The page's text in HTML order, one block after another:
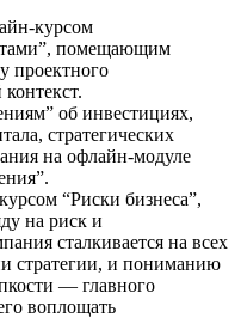
курсом
помещающим
проектного
об инвестициях,
стратегических
на офлайн-модуле
“Риски бизнеса”,
на риск и
сталкивается на всех
стратегии, и пониманию
— главного
воплощать